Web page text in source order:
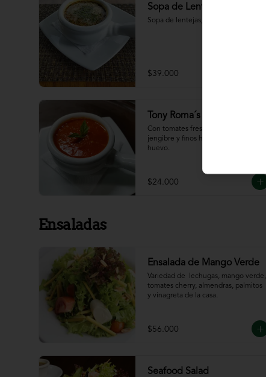
Sopa de Lenteja
Sopa de lentejas, chorizo, tocineta.
$39.000
Tony Roma´s Tomato Soup
Con tomates frescos, aderezada con
jengibre y finos hilos de clara de
huevo.
$24.000
Ensaladas
Ensalada de Mango Verde
Variedad de  lechugas, mango verde,
tomates cherry, almendras, palmitos
y vinagreta de la casa.
$56.000
Seafood Salad